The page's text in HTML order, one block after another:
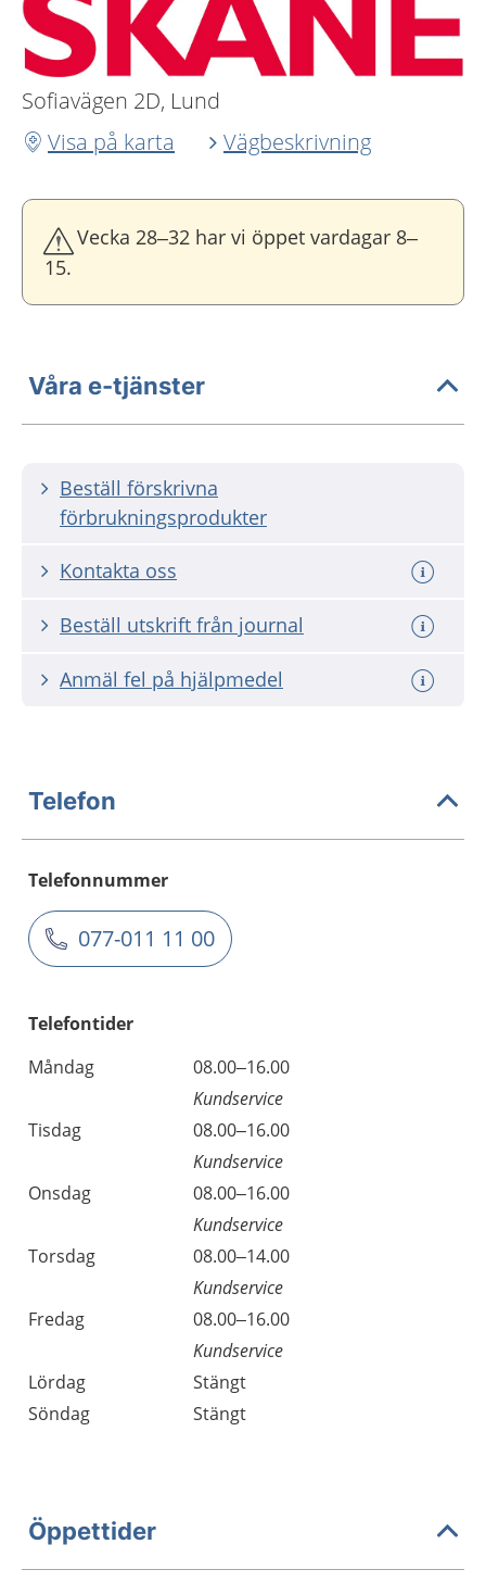
Sofiavägen 2D, Lund
Visa på karta
Vägbeskrivning
Vecka 28–32 har vi öppet vardagar 8–
15.
Våra e-tjänster
Beställ förskrivna
förbrukningsprodukter
Kontakta oss
Beställ utskrift från journal
Anmäl fel på hjälpmedel
Telefon
Telefonnummer
077-011 11 00
Telefontider
Måndag
08.00–16.00
Kundservice
Tisdag
08.00–16.00
Kundservice
Onsdag
08.00–16.00
Kundservice
Torsdag
08.00–14.00
Kundservice
Fredag
08.00–16.00
Kundservice
Lördag
Stängt
Söndag
Stängt
Öppettider